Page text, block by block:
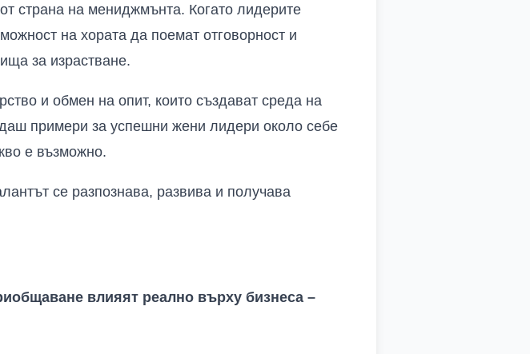
страна на мениджмънта. Когато лидерите
на хората да поемат отговорност и
за израстване.
и обмен на опит, които създават среда на
примери за успешни жени лидери около себе
е възможно.
се разпознава, развива и получава
влияят реално върху бизнеса –